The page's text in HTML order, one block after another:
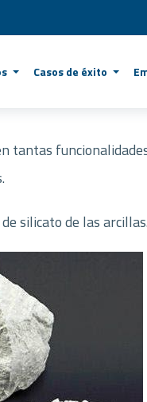
Casos de éxito
silicato de las